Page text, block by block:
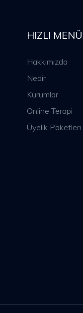
HIZLI MENÜ
Hakkımızda
Nedir
Kurumlar
Online Terapi
Üyelik Paketleri